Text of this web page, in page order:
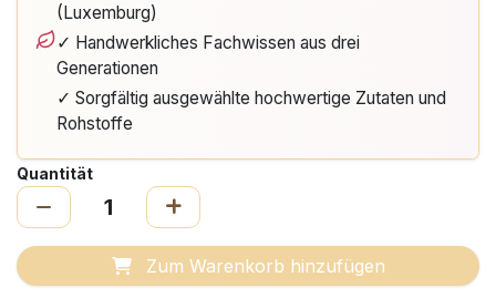
(Luxemburg)
✓ Handwerkliches Fachwissen aus drei
Generationen
✓ Sorgfältig ausgewählte hochwertige Zutaten und
Rohstoffe
Quantität
Zum Warenkorb hinzufügen